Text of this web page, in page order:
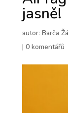
jasně!
autor: Barča
| 0 komentářů